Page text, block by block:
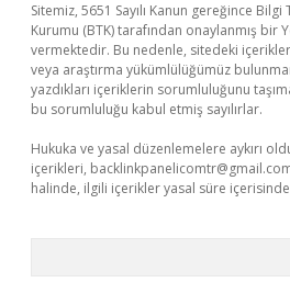
Sitemiz, 5651 Sayılı Kanun gereğince
Kurumu (BTK) tarafından onaylanmış bir
vermektedir. Bu nedenle, sitedeki
veya araştırma yükümlülüğümüz
yazdıkları içeriklerin sorumluluğunu
bu sorumluluğu kabul etmiş sayılırlar.
Hukuka ve yasal düzenlemelere aykırı
içerikleri,
halinde, ilgili içerikler yasal süre içerisinde